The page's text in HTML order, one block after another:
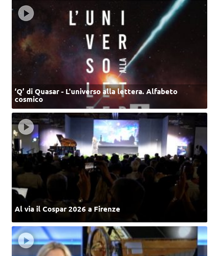
‘Q’ di Quasar - L'universo alla lettera. Alfabeto
cosmico
Al via il Cospar 2026 a Firenze